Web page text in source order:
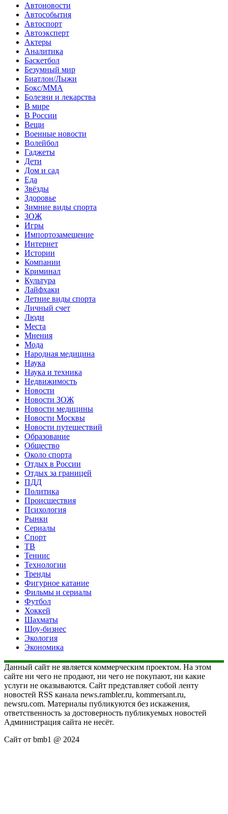
Автоновости
Автособытия
Автоспорт
Автоэксперт
Актеры
Аналитика
Баскетбол
Безумный мир
Биатлон/Лыжи
Бокс/MMA
Болезни и лекарства
В мире
В России
Вещи
Военные новости
Волейбол
Гаджеты
Дети
Дом и сад
Еда
Звёзды
Здоровье
Зимние виды спорта
ЗОЖ
Игры
Импортозамещение
Интернет
Истории
Компании
Криминал
Культура
Лайфхаки
Летние виды спорта
Личный счет
Люди
Места
Мнения
Мода
Народная медицина
Наука
Наука и техника
Недвижимость
Новости
Новости ЗОЖ
Новости медицины
Новости Москвы
Новости путешествий
Образование
Общество
Около спорта
Отдых в России
Отдых за границей
ПДД
Политика
Происшествия
Психология
Рынки
Сериалы
Спорт
ТВ
Теннис
Технологии
Тренды
Фигурное катание
Фильмы и сериалы
Футбол
Хоккей
Шахматы
Шоу-бизнес
Экология
Экономика
Данный сайт не является коммерческим проектом. На этом
сайте ни чего не продают, ни чего не покупают, ни какие
услуги не оказываются. Сайт представляет собой ленту
новостей RSS канала news.rambler.ru, kommersant.ru,
newsru.com. Материалы публикуются без искажения,
ответственность за достоверность публикуемых новостей
Администрация сайта не несёт.
Сайт от bmb1 @ 2024